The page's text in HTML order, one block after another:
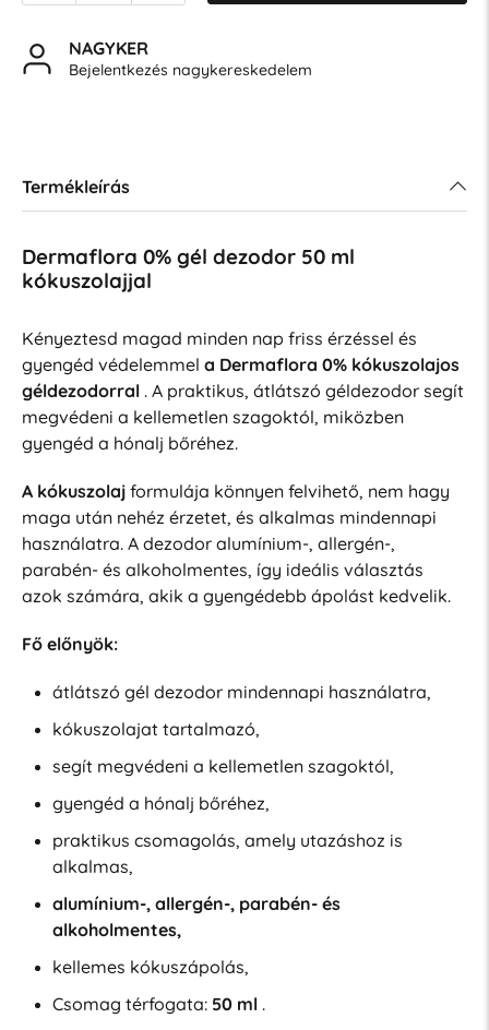
NAGYKER
Bejelentkezés nagykereskedelem
Termékleírás
Dermaflora 0% gél dezodor 50 ml
kókuszolajjal
Kényeztesd magad minden nap friss érzéssel és
gyengéd védelemmel a Dermaflora 0% kókuszolajos
géldezodorral. A praktikus, átlátszó géldezodor segít
megvédeni a kellemetlen szagoktól, miközben
gyengéd a hónalj bőréhez.
A kókuszolajformulája könnyen felvihető, nem hagy
maga után nehéz érzetet, és alkalmas mindennapi
használatra. A dezodor alumínium-, allergén-,
parabén- és alkoholmentes, így ideális választás
azok számára, akik a gyengédebb ápolást kedvelik.
Fő előnyök:
átlátszó gél dezodor mindennapi használatra,
kókuszolajat tartalmazó,
segít megvédeni a kellemetlen szagoktól,
gyengéd a hónalj bőréhez,
praktikus csomagolás, amely utazáshoz is
alkalmas,
alumínium-, allergén-, parabén- és
alkoholmentes,
kellemes kókuszápolás,
Csomag térfogata: 50 ml.